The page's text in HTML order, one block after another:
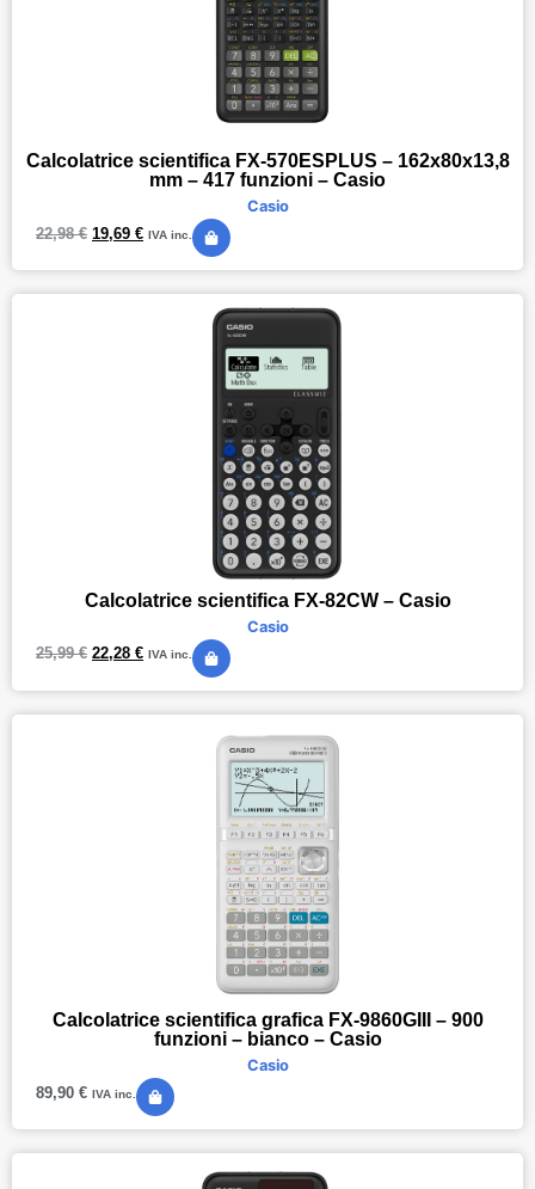
Calcolatrice scientifica FX-570ESPLUS – 162x80x13,8
mm – 417 funzioni – Casio
Casio
22,98€ 19,69 € IVA inc.
Calcolatrice scientifica FX-82CW – Casio
Casio
25,99€ 22,28 € IVA inc.
Calcolatrice scientifica grafica FX-9860GIII – 900
funzioni – bianco – Casio
Casio
89,90 € IVA inc.